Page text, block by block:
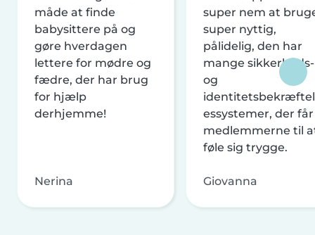
måde at finde
babysittere på og
gøre hverdagen
lettere for mødre og
fædre, der har brug
for hjælp
derhjemme!
Nerina
super nem at
super nyttig,
pålidelig, den har
mange sikkerheds-
og
essystemer, der får
medlemmerne til
føle sig trygge.
Giovanna